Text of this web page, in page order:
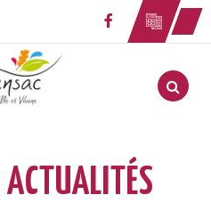
Lien vers le
Aller
ACTUALITÉS